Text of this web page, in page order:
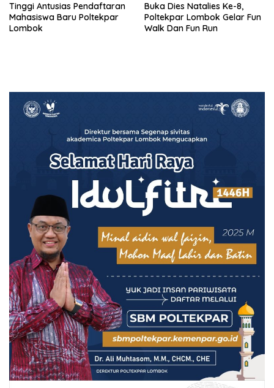
Tinggi Antusias Pendaftaran
Mahasiswa Baru Poltekpar
Lombok
Buka Dies Natalies Ke-8,
Poltekpar Lombok Gelar Fun
Walk Dan Fun Run